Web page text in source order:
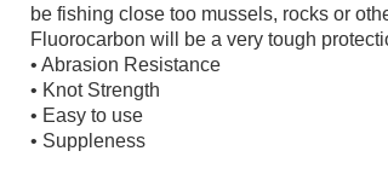
be fishing close too mussels, rocks or
Fluorocarbon will be a very tough
• Abrasion Resistance
• Knot Strength
• Easy to use
• Suppleness